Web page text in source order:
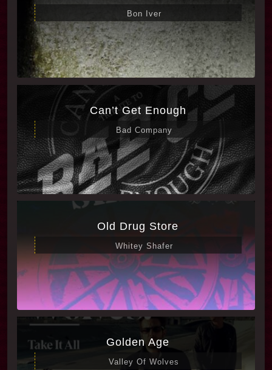
Bon Iver
Can’t Get Enough
Bad Company
Old Drug Store
Whitey Shafer
Golden Age
Valley Of Wolves